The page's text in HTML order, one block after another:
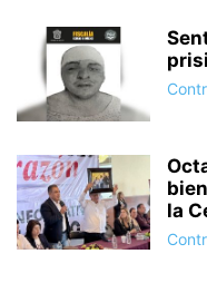
la